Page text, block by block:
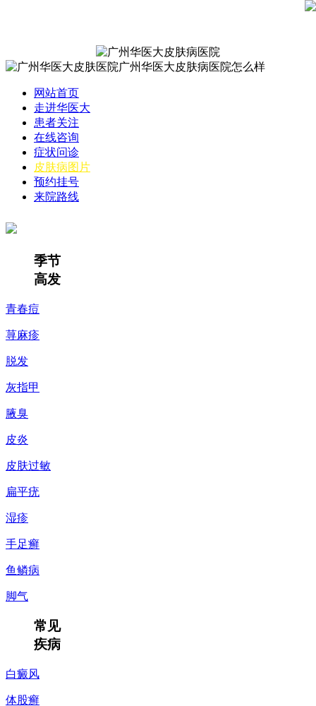
网站首页
走进华医大
患者关注
在线咨询
症状问诊
皮肤病图片
预约挂号
来院路线
季节
高发
青春痘
荨麻疹
脱发
灰指甲
腋臭
皮炎
皮肤过敏
扁平疣
湿疹
手足癣
鱼鳞病
脚气
常见
疾病
白癜风
体股癣